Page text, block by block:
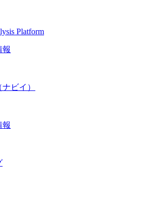
Platform
報
ビイ）
報